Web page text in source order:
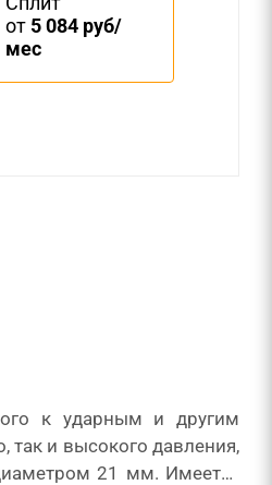
от 5 084 руб/
мес
к ударным и другим
так и высокого давления,
21 мм. Имеется